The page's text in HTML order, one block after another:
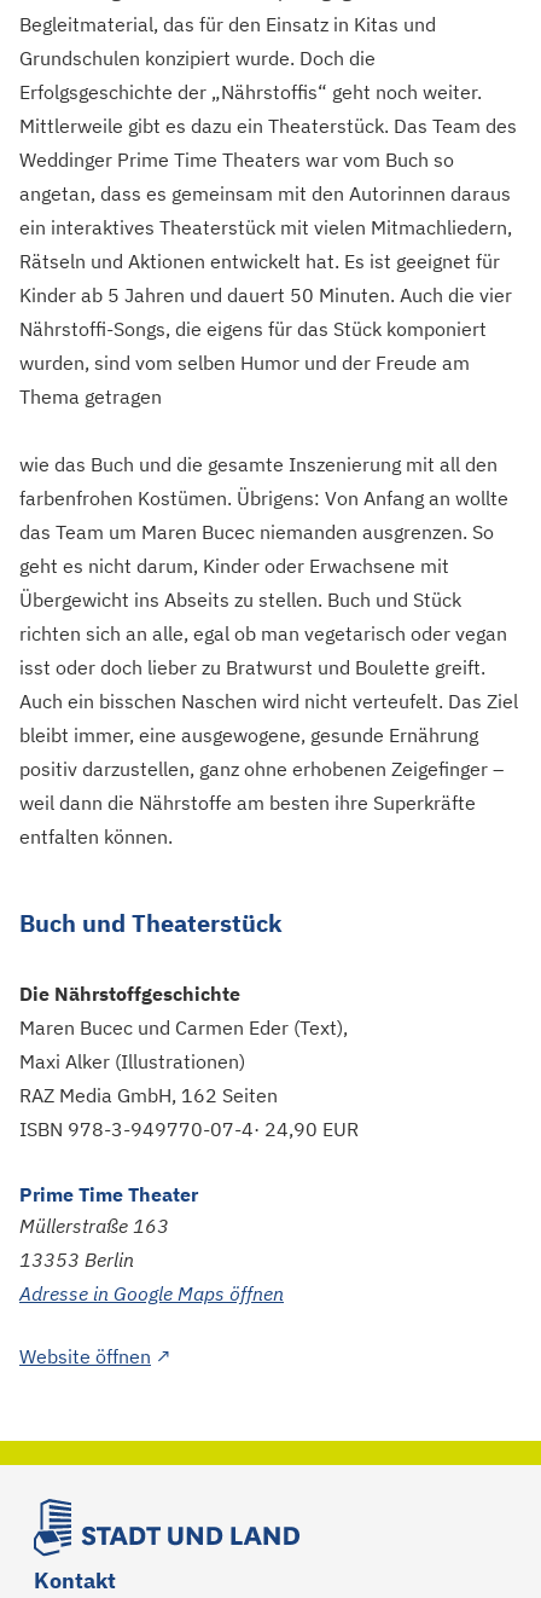
Begleitmaterial, das für den Einsatz in Kitas und
Grundschulen konzipiert wurde. Doch die
Erfolgsgeschichte der „Nährstoffis“ geht noch weiter.
Mittlerweile gibt es dazu ein Theaterstück. Das Team des
Weddinger Prime Time Theaters war vom Buch so
angetan, dass es gemeinsam mit den Autorinnen daraus
ein interaktives Theaterstück mit vielen Mitmachliedern,
Rätseln und Aktionen entwickelt hat. Es ist geeignet für
Kinder ab 5 Jahren und dauert 50 Minuten. Auch die vier
Nährstoffi-Songs, die eigens für das Stück komponiert
wurden, sind vom selben Humor und der Freude am
Thema getragen
wie das Buch und die gesamte Inszenierung mit all den
farbenfrohen Kostümen. Übrigens: Von Anfang an wollte
das Team um Maren Bucec niemanden ausgrenzen. So
geht es nicht darum, Kinder oder Erwachsene mit
Übergewicht ins Abseits zu stellen. Buch und Stück
richten sich an alle, egal ob man vegetarisch oder vegan
isst oder doch lieber zu Bratwurst und Boulette greift.
Auch ein bisschen Naschen wird nicht verteufelt. Das Ziel
bleibt immer, eine ausgewogene, gesunde Ernährung
positiv darzustellen, ganz ohne erhobenen Zeigefinger –
weil dann die Nährstoffe am besten ihre Superkräfte
entfalten können.
Buch und Theaterstück
Die Nährstoffgeschichte
Maren Bucec und Carmen Eder (Text),
Maxi Alker (Illustrationen)
RAZ Media GmbH, 162 Seiten
ISBN 978-3-949770-07-4· 24,90 EUR
Prime Time Theater
Müllerstraße 163
13353 Berlin
Adresse in Google Maps öffnen
Website öffnen ↗
Kontakt